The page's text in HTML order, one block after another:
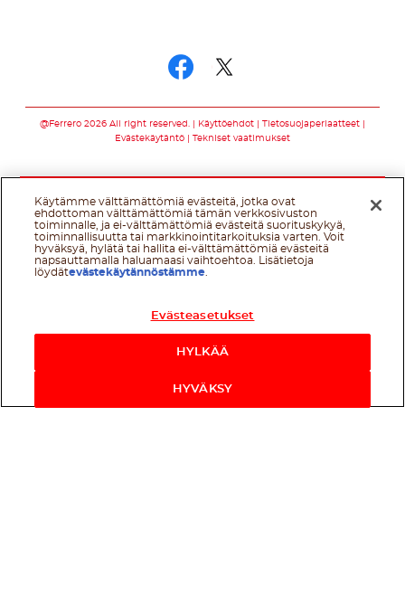
@Ferrero 2026 All right reserved. Käyttöehdot
Tietosuojaperiaatteet
Evästekäytäntö
Tekniset vaatimukset
Käytämme välttämättömiä evästeitä, jotka ovat
ehdottoman välttämättömiä tämän verkkosivuston
toiminnalle, ja ei-välttämättömiä evästeitä suorituskykyä,
toiminnallisuutta tai markkinointitarkoituksia varten. Voit
hyväksyä, hylätä tai hallita ei-välttämättömiä evästeitä
napsauttamalla haluamaasi vaihtoehtoa. Lisätietoja
löydätevästekäytännöstämme
Evästeasetukset
HYLKÄÄ
HYVÄKSY